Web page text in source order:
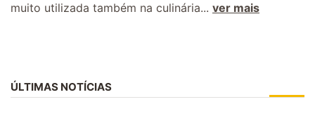
muito utilizada também na culinária... ver mais
ÚLTIMAS NOTÍCIAS